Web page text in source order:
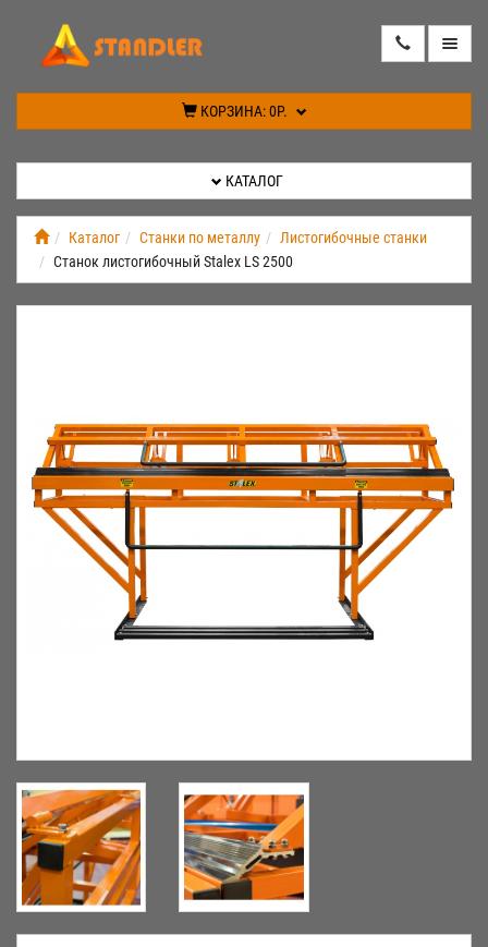
КОРЗИНА:0Р.
КАБИНЕТ
КАТАЛОГ
Каталог Станки по металлу
Листогибочные станки
Станок листогибочный Stalex LS 2500